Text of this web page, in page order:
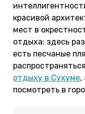
красивой
мест в
отдыха: здесь
есть песчаные
отдыху в Сухуме,
посмотреть в